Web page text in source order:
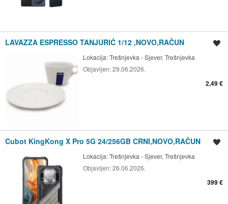
LAVAZZA ESPRESSO TANJURIĆ 1/12 ,NOVO,RAČUN
Lokacija:Trešnjevka - Sjever, Trešnjevka
Objavljen:29.06.2026.
2,49 €
Cubot KingKong X Pro 5G 24/256GB CRNI,NOVO,RAČUN
Lokacija:Trešnjevka - Sjever, Trešnjevka
Objavljen:26.06.2026.
399 €